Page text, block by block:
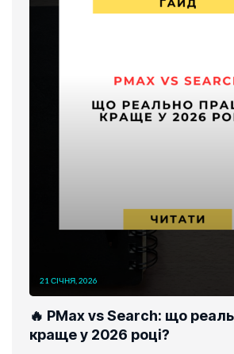
21 СІЧНЯ, 2026
🔥 PMax vs Search: що
краще у 2026 році?